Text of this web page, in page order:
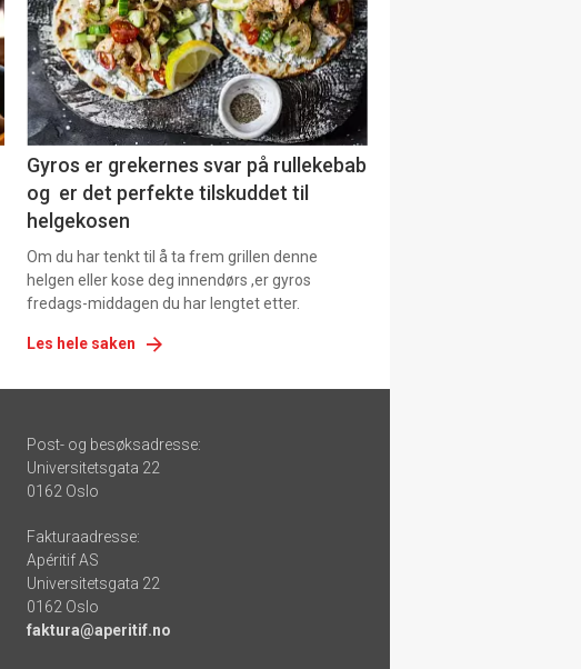
nå
-
6
Gyros er grekernes svar på rullekebab
og er det perfekte tilskuddet til
helgekosen
Om du har tenkt til å ta frem grillen denne
helgen eller kose deg innendørs ,er gyros
fredags-middagen du har lengtet etter.
Les hele saken
Post- og besøksadresse:
Universitetsgata 22
0162 Oslo
Fakturaadresse:
Apéritif AS
Universitetsgata 22
0162 Oslo
faktura@aperitif.no